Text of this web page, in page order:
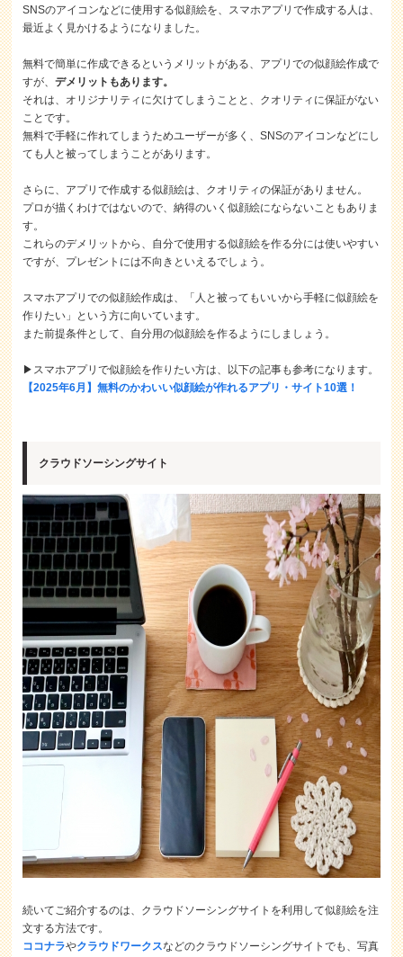
SNSのアイコンなどに使用する似顔絵を、スマホアプリで作成する人は、
最近よく見かけるようになりました。
無料で簡単に作成できるというメリットがある、アプリでの似顔絵作成で
すが、デメリットもあります。
それは、オリジナリティに欠けてしまうことと、クオリティに保証がない
ことです。
無料で手軽に作れてしまうためユーザーが多く、SNSのアイコンなどにし
ても人と被ってしまうことがあります。
さらに、アプリで作成する似顔絵は、クオリティの保証がありません。
プロが描くわけではないので、納得のいく似顔絵にならないこともありま
す。
これらのデメリットから、自分で使用する似顔絵を作る分には使いやすい
ですが、プレゼントには不向きといえるでしょう。
スマホアプリでの似顔絵作成は、「人と被ってもいいから手軽に似顔絵を
作りたい」という方に向いています。
また前提条件として、自分用の似顔絵を作るようにしましょう。
▶スマホアプリで似顔絵を作りたい方は、以下の記事も参考になります。
【2025年6月】無料のかわいい似顔絵が作れるアプリ・サイト10選！
クラウドソーシングサイト
続いてご紹介するのは、クラウドソーシングサイトを利用して似顔絵を注
文する方法です。
ココナラやクラウドワークスなどのクラウドソーシングサイトでも、写真